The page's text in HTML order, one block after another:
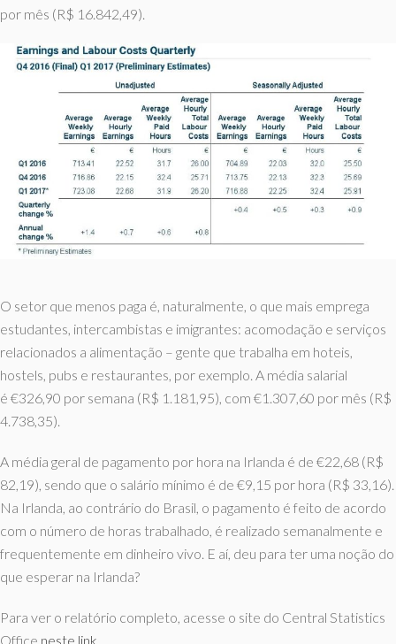
por mês (R$ 16.842,49).
O setor que menos paga é, naturalmente, o que mais emprega
estudantes, intercambistas e imigrantes: acomodação e serviços
relacionados a alimentação – gente que trabalha em hoteis,
hostels, pubs e restaurantes, por exemplo. A média salarial
é €326,90 por semana (R$ 1.181,95), com €1.307,60 por mês (R$
4.738,35).
A média geral de pagamento por hora na Irlanda é de €22,68 (R$
82,19), sendo que o salário mínimo é de €9,15 por hora (R$ 33,16).
Na Irlanda, ao contrário do Brasil, o pagamento é feito de acordo
com o número de horas trabalhado, é realizado semanalmente e
frequentemente em dinheiro vivo. E aí, deu para ter uma noção do
que esperar na Irlanda?
Para ver o relatório completo, acesse o site do Central Statistics
Office neste link.